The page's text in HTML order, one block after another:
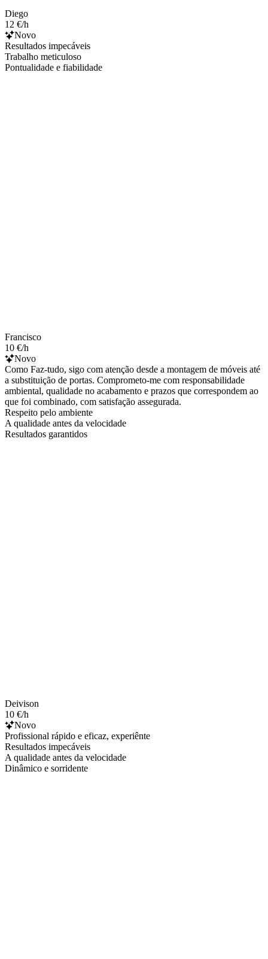
Diego
12 €/h
Novo
Resultados impecáveis
Trabalho meticuloso
Pontualidade e fiabilidade
Francisco
10 €/h
Novo
Como Faz-tudo, sigo com atenção desde a montagem de móveis até
a substituição de portas. Comprometo-me com responsabilidade
ambiental, qualidade no acabamento e prazos que correspondem ao
que foi combinado, com satisfação assegurada.
Respeito pelo ambiente
A qualidade antes da velocidade
Resultados garantidos
Deivison
10 €/h
Novo
Profissional rápido e eficaz, experiênte
Resultados impecáveis
A qualidade antes da velocidade
Dinâmico e sorridente